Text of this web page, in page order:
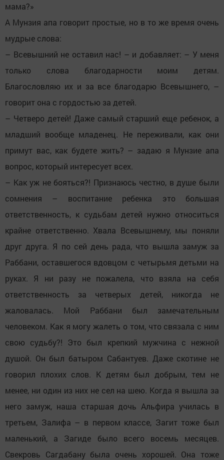
мама?»
А Мунзия апа говорит простые, но в то же время очень
мудрые слова:
– Всевышний не оставил нас! – и добавляет: – У меня
только слова благодарности моим детям.
Благословляю их и за все благодарю Всевышнего, –
говорит она с гордостью за детей.
– Четверо детей! Даже самый старший еще ребенок, а
младший вообще младенец. Не переживали, как они
примут вас, как будете жить? – задаю я Мунзие апа
вопрос, который интересует всех.
– Как уж не бояться?! Признаюсь честно, в душе были
сомнения – воспитание ребенка это большая
ответственность, к судьбам детей нужно относиться
крайне ответственно. Хвала Всевышнему, мы поняли
друг друга. Я по сей день рада, что вышла замуж за
Раббани, оставшегося вдовцом с четырьмя детьми на
руках. Я ни разу не пожалела, что взяла на себя
ответственность за четверых детей, никогда не
жаловалась. Мой Раббани был замечательным
человеком. Как я могу жалеть о том, что связала с ним
свою судьбу?! Это был крепкий мужчина с нежной
душой. Он был батыром Сабантуев. Даже скотине не
говорил плохих слов. К детям был добрым, тем не
менее, ни один из них не сел на шею. Когда я вышла за
него замуж, наша старшая дочь Альфира училась в
третьем, Залифа – в первом классе, Загит тоже был
маленький, а Загиде было всего восемь месяцев.
Свекровь Сагдабану была очень хорошей. Она тоже